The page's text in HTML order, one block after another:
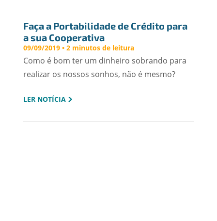
Faça a Portabilidade de Crédito para
a sua Cooperativa
09/09/2019 • 2 minutos de leitura
Como é bom ter um dinheiro sobrando para
realizar os nossos sonhos, não é mesmo?
LER NOTÍCIA